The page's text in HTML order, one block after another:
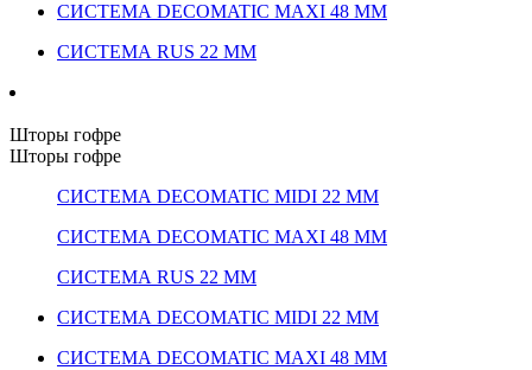
СИСТЕМА DECOMATIC MAXI 48 ММ
СИСТЕМА RUS 22 ММ
Шторы гофре
Шторы гофре
СИСТЕМА DECOMATIC MIDI 22 ММ
СИСТЕМА DECOMATIC MAXI 48 ММ
СИСТЕМА RUS 22 ММ
СИСТЕМА DECOMATIC MIDI 22 ММ
СИСТЕМА DECOMATIC MAXI 48 ММ